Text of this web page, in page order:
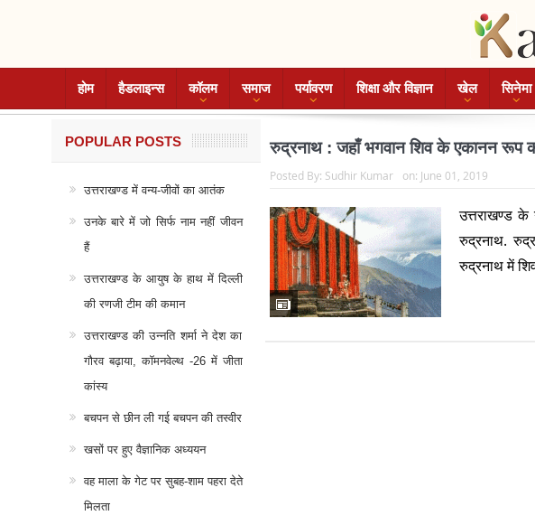
होम हैडलाइन्स कॉलम समाज पर्यावरण शिक्षा और विज्ञान खेल सिनेमा
रुद्रनाथ : जहाँ भगवान शिव के एकानन रूप
Posted By: Sudhir Kumar on: June 01, 2019
उत्तराखण्ड
रुद्रनाथ.
रुद्रनाथ में
POPULAR POSTS
उत्तराखण्ड में वन्य-जीवों का आतंक
उनके बारे में जो सिर्फ नाम नहीं जीवन
हैं
उत्तराखण्ड के आयुष के हाथ में दिल्ली
की रणजी टीम की कमान
उत्तराखण्ड की उन्नति शर्मा ने देश का
गौरव बढ़ाया, कॉमनवेल्थ -26 में जीता
कांस्य
बचपन से छीन ली गई बचपन की तस्वीर
खसों पर हुए वैज्ञानिक अध्ययन
वह माला के गेट पर सुबह-शाम पहरा देते
मिलता